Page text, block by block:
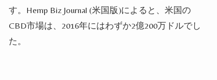
す。Hemp Biz Journal (米国版)によると、米国の
CBD市場は、2016年にはわずか2億200万ドルでし
た。